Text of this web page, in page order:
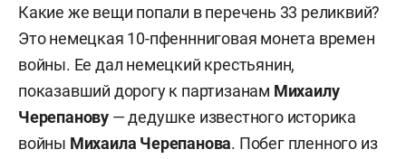
Какие же вещи попали в перечень 33 реликвий?
Это немецкая 10-пфеннниговая монета времен
войны. Ее дал немецкий крестьянин,
показавший дорогу к партизанам Михаилу
Черепанову — дедушке известного историка
войны Михаила Черепанова. Побег пленного из